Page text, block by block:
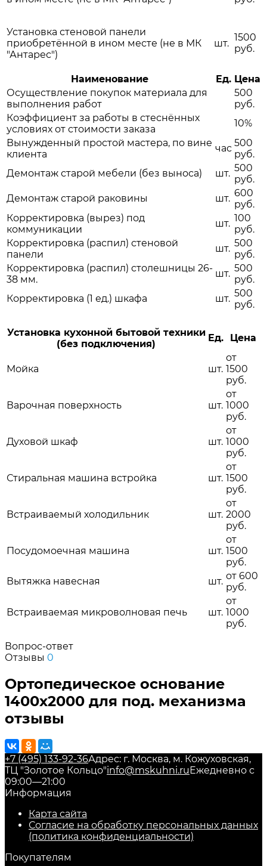
Установка стеновой панели
приобретённой в ином месте (не в МК
"Антарес")
шт.
1500
руб.
Наименование Ед. Цена
Осуществление покупок материала для
выполнения работ
500
руб.
Коэффициент за работы в стеснённых
условиях от стоимости заказа
10%
Вынужденный простой мастера, по вине
клиента
час 500
руб.
Демонтаж старой мебели (без выноса)
шт. 500
руб.
Демонтаж старой раковины
шт. 600
руб.
Корректировка (вырез) под
коммуникации
шт. 100
руб.
Корректировка (распил) стеновой
панели
шт. 500
руб.
Корректировка (распил) столешницы 26-
38 мм.
шт. 500
руб.
Корректировка (1 ед.) шкафа
шт. 500
руб.
Установка кухонной бытовой техники
(без подключения)
Ед. Цена
Мойка шт.
от
1500
руб.
Варочная поверхность шт.
от
1000
руб.
Духовой шкаф шт.
от
1000
руб.
Стиральная машина встройка шт.
от
1500
руб.
Встраиваемый холодильник шт.
от
2000
руб.
Посудомоечная машина шт.
от
1500
руб.
Вытяжка навесная
шт. от 600
руб.
Встраиваемая микроволновая печь шт.
от
1000
руб.
Вопрос-ответ
Отзывы 0
Ортопедическое основание
1400х2000 для под. механизма
отзывы
+7 (495) 133-92-36Адрес: г. Москва, м. Кожуховская,
ТЦ "Золотое Кольцо"info@mskuhni.ru Ежедневно с
09:00—21:00
Информация
Карта сайта
Согласие на обработку персональных данных
(политика конфиденциальности)
Покупателям